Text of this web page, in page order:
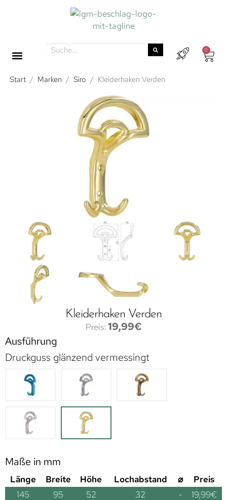
0
Start / Marken / Siro / Kleiderhaken Verden
Kleiderhaken Verden
19,99€
Ausführung
Druckguss glänzend vermessingt
Maße in mm
Länge Breite Höhe Lochabstand ⌀
Preis
145
95 52 32 - 19,99€